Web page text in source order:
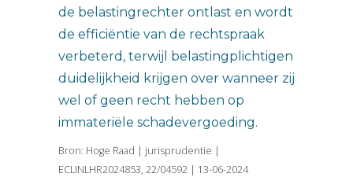
de belastingrechter ontlast en wordt
de efficiëntie van de rechtspraak
verbeterd, terwijl belastingplichtigen
duidelijkheid krijgen over wanneer zij
wel of geen recht hebben op
immateriële schadevergoeding.
Bron: Hoge Raad | jurisprudentie |
ECLINLHR2024853, 22/04592 | 13-06-2024